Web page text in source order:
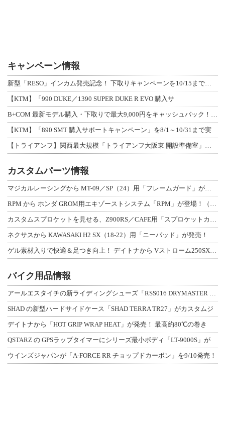
キャンペーン情報
新型「RESO」インカム発売記念！ 下取りキャンペーンを10/15まで延長して開
【KTM】「990 DUKE／1390 SUPER DUKE R EVO 購入サ
B+COM 最新モデル購入・下取りで最大9,000円をキャッシュバック！「B+F
【KTM】「890 SMT 購入サポートキャンペーン」を8/1～10/31まで実
【トライアンフ】関西最大規模「トライアンフ大阪東 開設準備室」がオープン！ 限定
カスタムパーツ情報
マジカルレーシングから MT-09／SP（24）用「フレームガード」が登場！
RPM から ホンダ GROM用エキゾーストシステム「RPM」が登場！（動画あり
カスタムスプロケットを見せる、Z900RS／CAFE用「スプロケットカバーフルキ
ネクサスから KAWASAKI H2 SX（18-22）用「ニーパッド」が発売！
ゲル素材入りで快適＆足つき向上！ デイトナから Vストローム250SX用「快適ロ
バイク用品情報
アールエスタイチの新ライディングシューズ「RSS016 DRYMASTER スト
SHAD の新型ハードサイドケース「SHAD TERRA TR27」がカスタムジ
デイトナから「HOT GRIP WRAP HEAT」が発売！ 最高約80℃の巻き
QSTARZ の GPSラップタイマーにシリーズ最小ボディ「LT-9000S」が
ウインズジャパンが「A-FORCE RR チョップドカーボン」を9/10発売！